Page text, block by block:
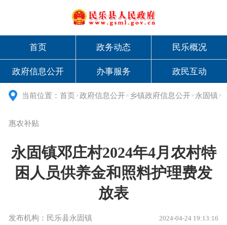
首页 政务动态 民乐概况
政府信息公开 办事服务 政民互动
当前位置：首页 > 政府信息公开 > 乡镇政府信息公开 > 永固镇 >
惠农补贴
永固镇邓庄村2024年4月农村特
困人员供养金和照料护理费发
放表
发布机构：民乐县永固镇 2024-04-24 19:13:16